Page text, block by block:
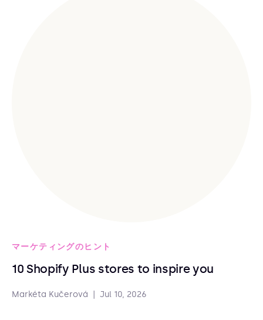
マーケティングのヒント
10 Shopify Plus stores to inspire you
Markéta Kučerová Jul 10, 2026